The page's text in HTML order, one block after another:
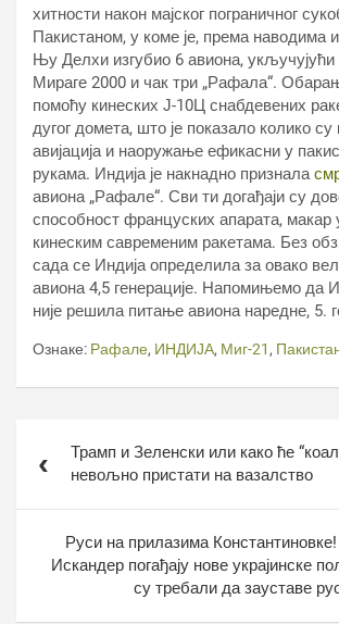
хитности након мајског пограничног
Пакистаном, у коме је, према наводима
Њу Делхи изгубио 6 авиона,
Мираге 2000 и чак три „Рафала“.
помоћу кинеских Ј-10Ц снабдевених
дугог домета, што је показало колико су
авијација и наоружање ефикасни у
рукама. Индија је накнадно признала
авиона „Рафале“. Сви ти догађаји су
способност француских апарата, макар
кинеским савременим ракетама. Без
сада се Индија определила за овако
авиона 4,5 генерације. Напомињемо да
није решила питање авиона наредне, 5.
Ознаке: Рафале, ИНДИЈА, Миг-21 ,
чланкаТрамп и Зеленски или како ће
невољно пристати на вазалство
Руси на прилазима Константиновке!
Искандер погађају нове украјинске
су требали да зауставе